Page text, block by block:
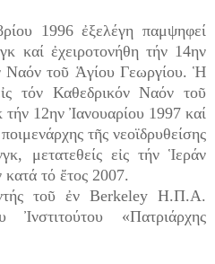
1996 ἐξελέγη παμψηφεί
καί ἐχειροτονήθη τήν 14ην
Ναόν τοῦ Ἁγίου Γεωργίου. Ἡ
τόν Καθεδρικόν Ναόν τοῦ
12ην Ἰανουαρίου 1997 καί
τῆς νεοϊδρυθείσης
μετατεθείς εἰς τήν Ἱεράν
τό ἔτος 2007.
τοῦ ἐν Berkeley Η.Π.Α.
Ἰνστιτούτου «Πατριάρχης